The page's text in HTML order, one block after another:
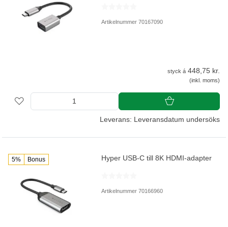
Artikelnummer 70167090
styck á 448,75 kr.
(inkl. moms)
Leverans: Leveransdatum undersöks
5% Bonus Hyper USB-C till 8K HDMI-adapter
Artikelnummer 70166960